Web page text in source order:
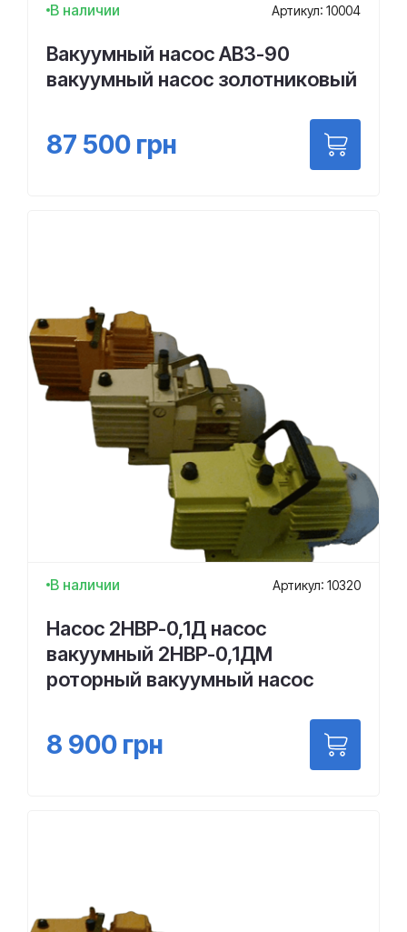
В наличии Артикул: 10004
Вакуумный насос АВЗ-90
вакуумный насос золотниковый
87 500 грн
В наличии Артикул: 10320
Насос 2НВР-0,1Д насос
вакуумный 2НВР-0,1ДМ
роторный вакуумный насос
8 900 грн